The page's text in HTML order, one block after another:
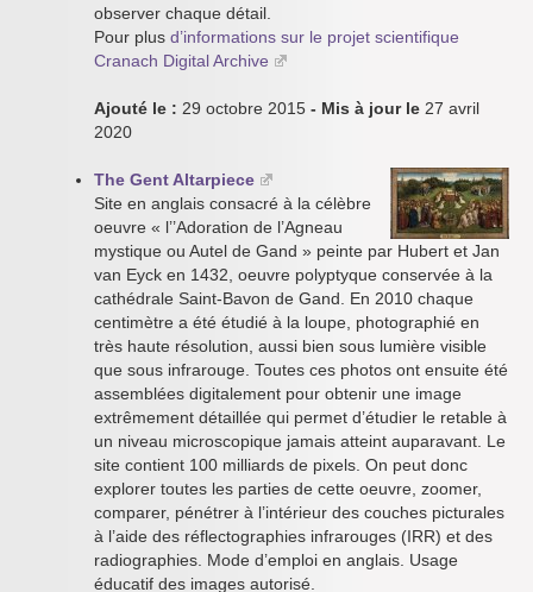
observer chaque détail.
Pour plus d’informations sur le projet scientifique
Cranach Digital Archive
Ajouté le : 29 octobre 2015 - Mis à jour le 27 avril
2020
The Gent Altarpiece
Site en anglais consacré à la célèbre
oeuvre « l’’Adoration de l’Agneau
mystique ou Autel de Gand » peinte par Hubert et Jan
van Eyck en 1432, oeuvre polyptyque conservée à la
cathédrale Saint-Bavon de Gand. En 2010 chaque
centimètre a été étudié à la loupe, photographié en
très haute résolution, aussi bien sous lumière visible
que sous infrarouge. Toutes ces photos ont ensuite été
assemblées digitalement pour obtenir une image
extrêmement détaillée qui permet d’étudier le retable à
un niveau microscopique jamais atteint auparavant. Le
site contient 100 milliards de pixels. On peut donc
explorer toutes les parties de cette oeuvre, zoomer,
comparer, pénétrer à l’intérieur des couches picturales
à l’aide des réflectographies infrarouges (IRR) et des
radiographies. Mode d’emploi en anglais. Usage
éducatif des images autorisé.